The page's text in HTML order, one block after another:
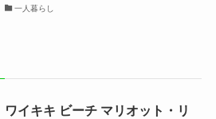
一人暮らし
ワイキキ ビーチ マリオット・リ